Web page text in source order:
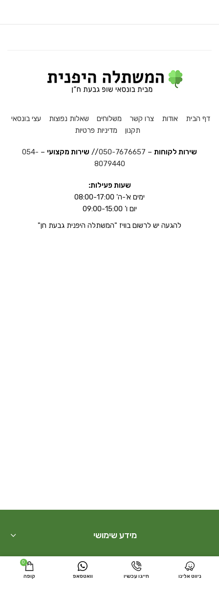
דף הבית אודות צרו קשר משלוחים שאלות נפוצות
עצי בונסאי
תקנון
מדיניות פרטיות
שירות לקוחות –
050-7676657
// שירות מקצועי –
054-
8079440
שעות פעילות:
ימים א'-ה' 08:00-17:00
יום ו' 09:00-15:00
להגעה יש לרשום בוויז "המשתלה היפנית גבעת חן"
מידע שימושי
ניווט אלינו חייגו עכשיו וואטסאפ
0
קופה